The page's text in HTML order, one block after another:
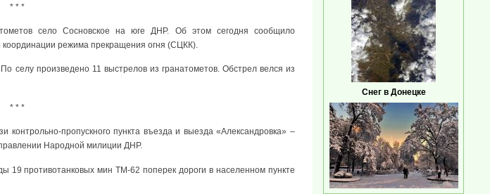
* * *
село Сосновское на юге ДНР. Об этом сегодня сообщило
координации режима прекращения огня (СЦКК).
селу произведено 11 выстрелов из гранатометов. Обстрел велся из
* * *
контрольно-пропускного пункта въезда и выезда «Александровка» –
Народной милиции ДНР.
противотанковых мин ТМ-62 поперек дороги в населенном пункте
Снег в Донецке